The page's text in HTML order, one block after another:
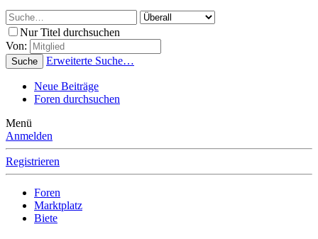
Nur Titel durchsuchen
Von:
Suche Erweiterte Suche…
Neue Beiträge
Foren durchsuchen
Menü
Anmelden
Registrieren
Foren
Marktplatz
Biete